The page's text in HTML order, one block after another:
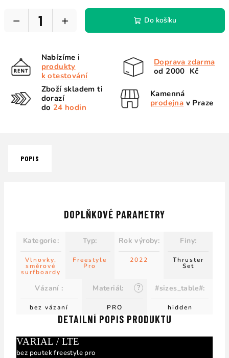
+
− Do košíku
Nabízíme i
produkty
k otestování
Doprava zdarma
od 2000 Kč
Zboží skladem ti
dorazí
do 24 hodin
Kamenná
prodejna v Praze
POPIS
DETAILNÍ POPIS PRODUKTU
VARIAL / LTE
bez poutek freestyle pro
DOPLŇKOVÉ PARAMETRY
Kategorie:
Vlnovky,
směrové
surfboardy
Typ:
Freestyle
Pro
Rok výroby:
2022
Finy:
Thruster
Set
Vázaní :
bez vázaní
?
Materiál:
PRO
#sizes_table#:
hidden